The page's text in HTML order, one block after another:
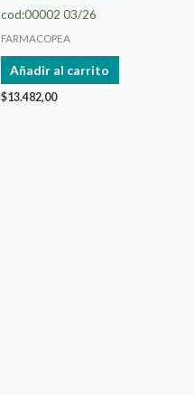
cod:00002 03/26
FARMACOPEA
Añadir al carrito
$13.482,00